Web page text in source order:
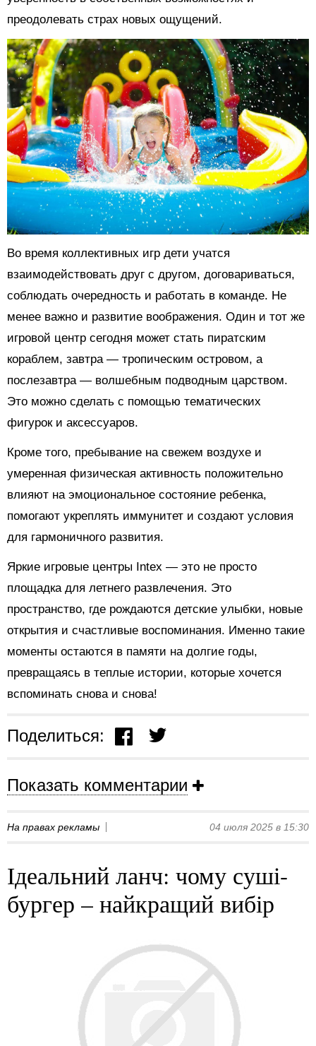
преодолевать страх новых ощущений.
Во время коллективных игр дети учатся
взаимодействовать друг с другом, договариваться,
соблюдать очередность и работать в команде. Не
менее важно и развитие воображения. Один и тот же
игровой центр сегодня может стать пиратским
кораблем, завтра — тропическим островом, а
послезавтра — волшебным подводным царством.
Это можно сделать с помощью тематических
фигурок и аксессуаров.
Кроме того, пребывание на свежем воздухе и
умеренная физическая активность положительно
влияют на эмоциональное состояние ребенка,
помогают укреплять иммунитет и создают условия
для гармоничного развития.
Яркие игровые центры Intex — это не просто
площадка для летнего развлечения. Это
пространство, где рождаются детские улыбки, новые
открытия и счастливые воспоминания. Именно такие
моменты остаются в памяти на долгие годы,
превращаясь в теплые истории, которые хочется
вспоминать снова и снова!
Поделиться:
Показать комментарии
На правах рекламы 04 июля 2025 в 15:30
Ідеальний ланч: чому суші-
бургер – найкращий вибір